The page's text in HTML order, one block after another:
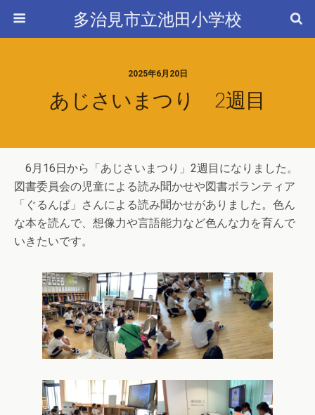
多治見市立池田小学校
2025年6月20日
あじさいまつり 2週目
6月16日から「あじさいまつり」2週目になりました。
図書委員会の児童による読み聞かせや図書ボランティア
「ぐるんぱ」さんによる読み聞かせがありました。色ん
な本を読んで、想像力や言語能力など色んな力を育んで
いきたいです。